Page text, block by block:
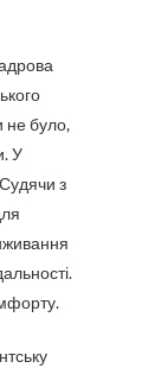
не було,
У
з